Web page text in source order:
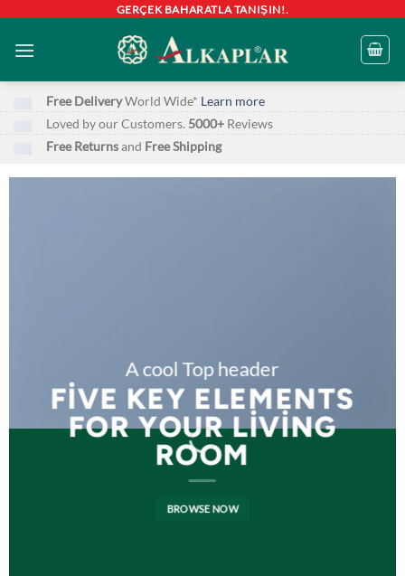
GERÇEK BAHARATLA TANIŞIN!.
Free DeliveryWorld Wide* Learn more
Loved by our Customers. 5000+ Reviews
Free Returnsand Free Shipping
A cool Top header
FIVE KEY ELEMENTS
FOR YOUR LIVING
ROOM
BROWSE NOW